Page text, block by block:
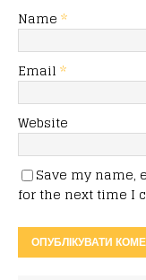
Name *
Email *
Website
Save my name,
for the next time I